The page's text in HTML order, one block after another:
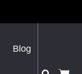
Blog